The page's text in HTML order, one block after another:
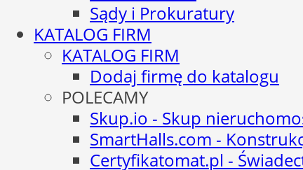
Sądy i Prokuratury
KATALOG FIRM
KATALOG FIRM
Dodaj firmę do katalogu
POLECAMY
Skup.io - Skup
SmartHalls.com -
Certyfikatomat.pl -